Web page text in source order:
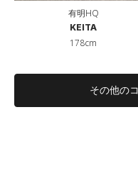
有明HQ
KEITA
178cm
その他の